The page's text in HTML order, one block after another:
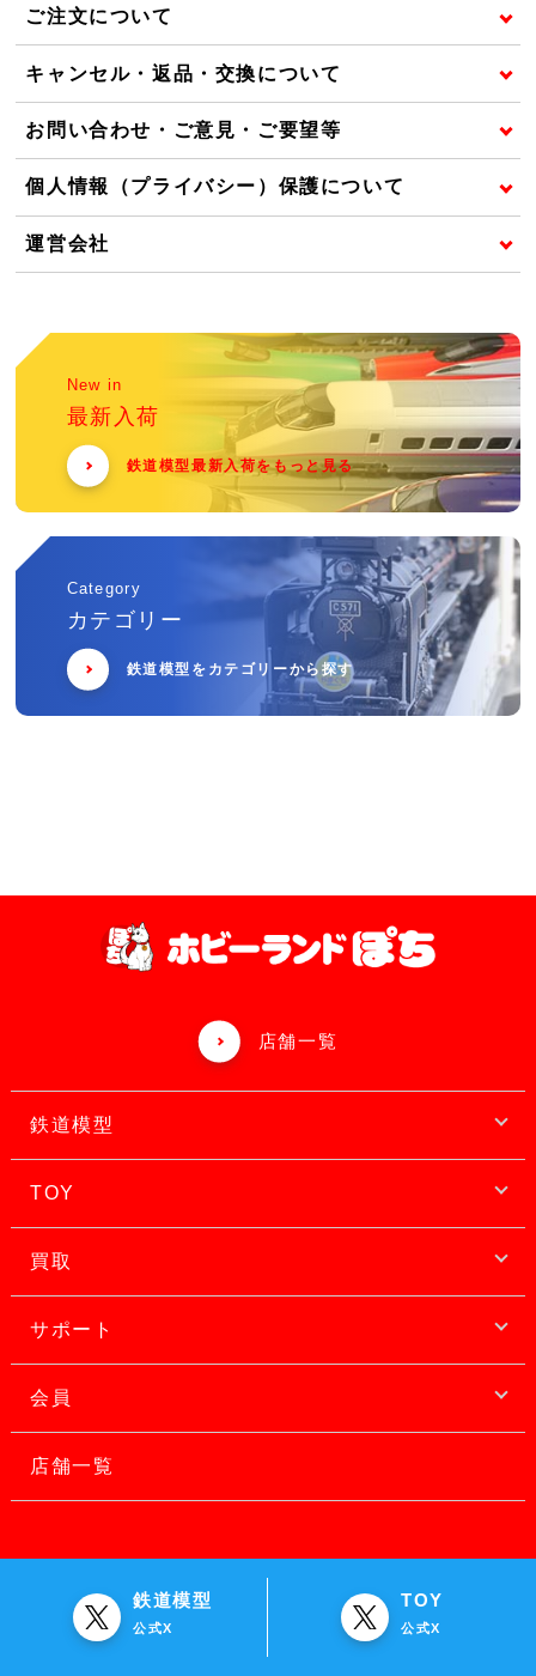
ご注文について
キャンセル・返品・交換について
お問い合わせ・ご意見・ご要望等
個人情報（プライバシー）保護について
運営会社
New in
最新入荷
鉄道模型最新入荷をもっと見る
Category
カテゴリー
鉄道模型をカテゴリーから探す
店舗一覧
鉄道模型
TOY
買取
サポート
会員
店舗一覧
鉄道模型
公式X
TOY
公式X